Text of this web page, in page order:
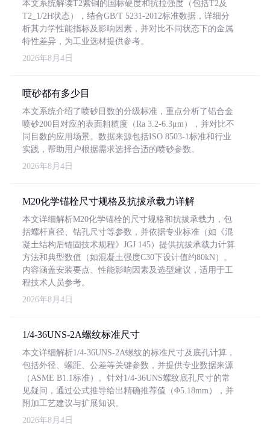
本文系统解读T2紫铜的国标硬度和抗拉强度（包括T2及
T2_1/2H状态），结合GB/T 5231-2012标准数据，详细分
析其力学性能指标及影响因素，并对比不同状态下的金属
特性差异，为工业选材提供参考。
2026年8月4日
喷砂都有多少目
本文系统介绍了喷砂目数的分级标准，重点分析了铝合金
喷砂200目对应的表面粗糙度（Ra 3.2-6.3μm），并对比不
同目数的应用场景。数据来源包括ISO 8503-1标准和行业
实践，帮助用户根据需求选择合适的喷砂参数。
2026年8月4日
M20化学锚栓尺寸规格及抗拔承载力详解
本文详细解析M20化学锚栓的尺寸规格和抗拔承载力，包
括螺杆直径、钻孔尺寸等参数，并依据专业标准（如《混
凝土结构后锚固技术规程》JGJ 145）提供抗拔承载力计算
方法和典型数值（如混凝土强度C30下设计值约80kN）。
内容涵盖安装要点、性能影响因素及选型建议，适用于工
程技术人员参考。
2026年8月4日
1/4-36UNS-2A螺纹标准尺寸
本文详细解析1/4-36UNS-2A螺纹的标准尺寸及底孔计算，
包括外径、螺距、公差等关键参数，并提供专业数据来源
（ASME B1.1标准）。针对1/4-36UNS螺纹底孔尺寸的常
见疑问，通过公式推导给出精确推荐值（Φ5.18mm），并
附加工艺建议与扩展知识。
2026年8月4日